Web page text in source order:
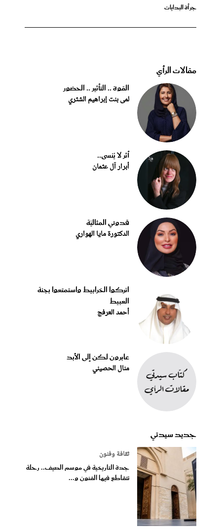
جرأة البدايات
مقالات الرأي
القوة .. التأثير .. الحضور
لمى بنت إبراهيم الشثري
أثر لا يُنسى..
أبرار آل عثمان
قدوتي المثاليّة
الدكتورة مايا الهواري
اتركوا الخرابيط واستمتعوا بجنة
العبيط
أحمد العرفج
عابرون لكن إلى الأبد
منال الحصيني
جديد سيدتي
ثقافة وفنون
جدة التاريخية في موسم الصيف.. رحلة
تتقاطع فيها الفنون و...